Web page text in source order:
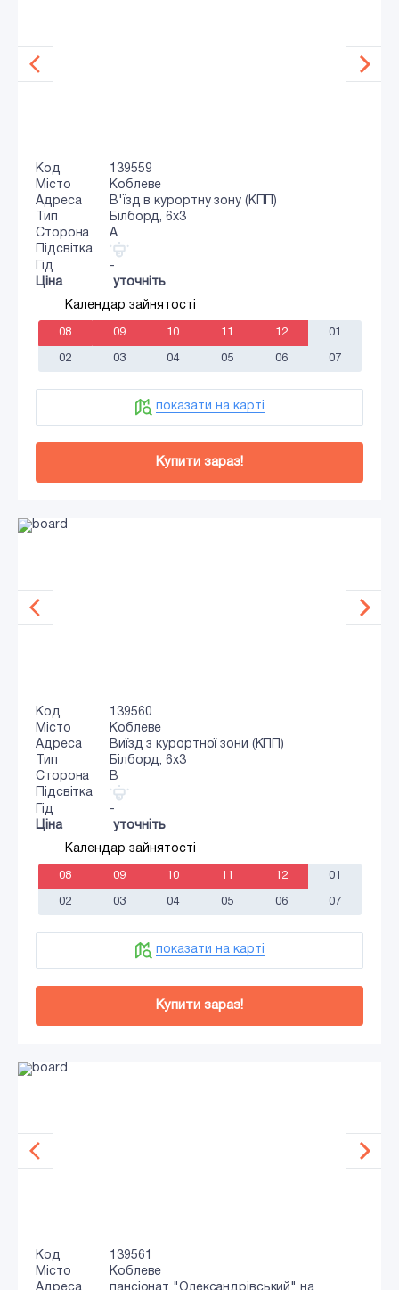
Код
139559
Місто
Коблеве
Адреса
В'їзд в курортну зону (КПП)
Тип
Білборд, 6х3
Сторона
A
Підсвітка
Гід
-
Ціна
уточніть
Календар зайнятості
08 09 10 11 12 01
02 03 04 05 06 07
показати на карті
Купити зараз!
Код
139560
Місто
Коблеве
Адреса
Виїзд з курортної зони (КПП)
Тип
Білборд, 6х3
Сторона
B
Підсвітка
Гід
-
Ціна
уточніть
Календар зайнятості
08 09 10 11 12 01
02 03 04 05 06 07
показати на карті
Купити зараз!
Код
139561
Місто
Коблеве
Адреса
пансіонат "Олександрівський" на